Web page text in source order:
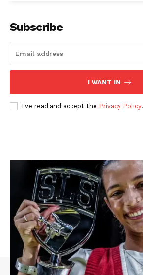
Subscribe
I WANT IN
I've read and accept the Privacy Policy.